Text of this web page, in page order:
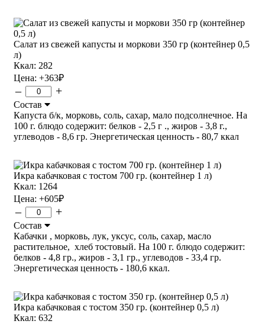
Салат из свежей капусты и моркови 350 гр (контейнер 0,5
л)
Ккал: 282
Цена: +363₽
– +
Состав
Капуста б/к, морковь, соль, сахар, мало подсолнечное. На
100 г. блюдо содержит: белков - 2,5 г ., жиров - 3,8 г.,
углеводов - 8,6 гр. Энергетическая ценность - 80,7 ккал
Икра кабачковая с тостом 700 гр. (контейнер 1 л)
Ккал: 1264
Цена: +605₽
– +
Состав
Кабачки , морковь, лук, уксус, соль, сахар, масло
растительное, хлеб тостовый. На 100 г. блюдо содержит:
белков - 4,8 гр., жиров - 3,1 гр., углеводов - 33,4 гр.
Энергетическая ценность - 180,6 ккал.
Икра кабачковая с тостом 350 гр. (контейнер 0,5 л)
Ккал: 632